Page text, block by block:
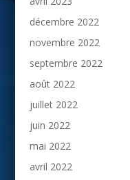
décembre 2022
novembre 2022
septembre 2022
août 2022
juillet 2022
juin 2022
mai 2022
avril 2022